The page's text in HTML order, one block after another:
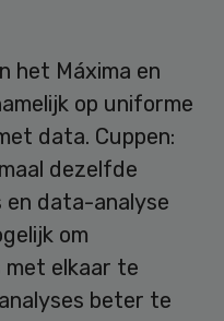
het Máxima en
op uniforme
data. Cuppen:
dezelfde
en data-analyse
om
met elkaar te
beter te